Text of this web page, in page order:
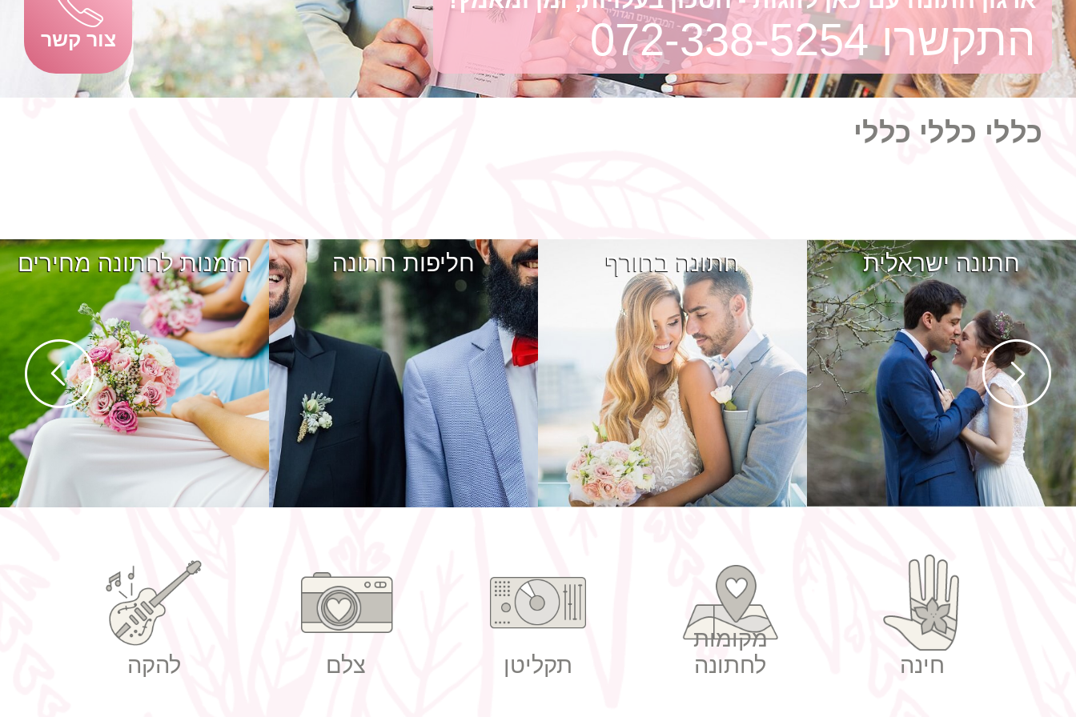
צור קשר התקשרו072-338-5254
כללי כללי כללי
חתונה ישראלית חתונה בחורף חליפות חתונה הזמנות לחתונה מחירים
חינה
מקומות
לחתונה
תקליטן צלם להקה